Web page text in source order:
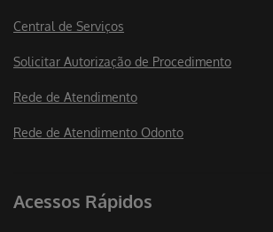
Central de Serviços
Solicitar Autorização de Procedimento
Rede de Atendimento
Rede de Atendimento Odonto
Acessos Rápidos